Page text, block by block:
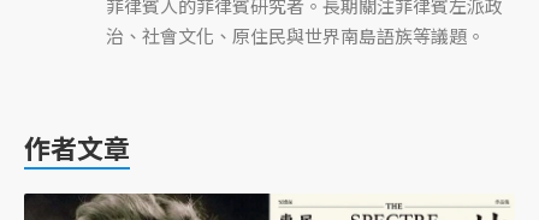
菲律賓人的菲律賓研究者。長期關注菲律賓左派政
治、社會文化、原住民與世界南島語族等議題。
作者文章